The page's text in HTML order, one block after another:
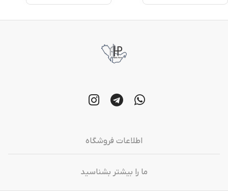
اطلاعات فروشگاه
ما را بیشتر بشناسید